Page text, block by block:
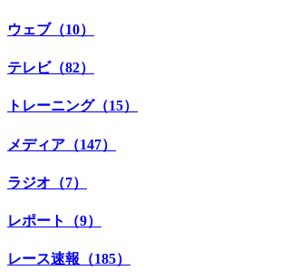
ウェブ（10）
テレビ（82）
トレーニング（15）
メディア（147）
ラジオ（7）
レポート（9）
レース速報（185）